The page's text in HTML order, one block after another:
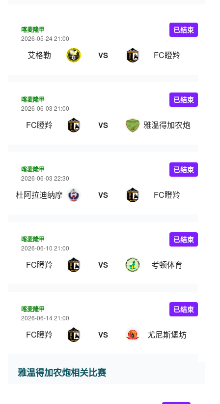
喀麦隆甲
2026-05-24 21:00
艾格勒 VS FC瞪羚
已结束
喀麦隆甲
2026-06-03 21:00
FC瞪羚 VS 雅温得加农炮
已结束
喀麦隆甲
2026-06-03 22:30
杜阿拉迪纳摩 VS FC瞪羚
已结束
喀麦隆甲
2026-06-10 21:00
FC瞪羚 VS 考顿体育
已结束
喀麦隆甲
2026-06-14 21:00
FC瞪羚 VS 尤尼斯堡坊
已结束
雅温得加农炮相关比赛